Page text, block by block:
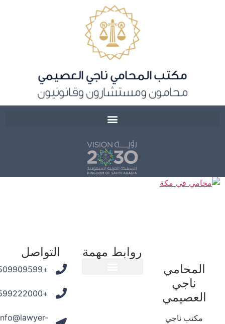
المحامي
ناجي
العصيمي
مكتب ناجي
روابط مهمة التواصل
+966509909599
+966599222000
info@lawyer-